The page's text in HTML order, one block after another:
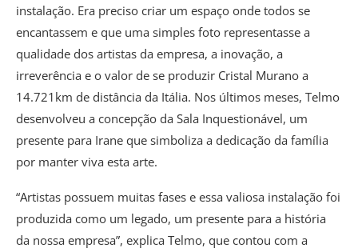
instalação. Era preciso criar um espaço onde todos se
encantassem e que uma simples foto representasse a
qualidade dos artistas da empresa, a inovação, a
irreverência e o valor de se produzir Cristal Murano a
14.721km de distância da Itália. Nos últimos meses, Telmo
desenvolveu a concepção da Sala Inquestionável, um
presente para Irane que simboliza a dedicação da família
por manter viva esta arte.
“Artistas possuem muitas fases e essa valiosa instalação foi
produzida como um legado, um presente para a história
da nossa empresa”, explica Telmo, que contou com a